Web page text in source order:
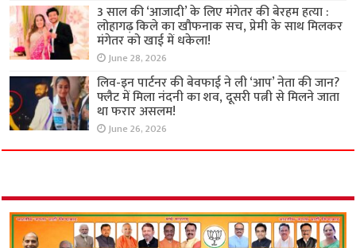
3 साल की ‘आजादी’ के लिए मंगेतर की बेरहम हत्या :
लोहागढ़ किले का खौफनाक सच, प्रेमी के साथ मिलकर
मंगेतर को खाई में धकेला!
June 28, 2026
लिव-इन पार्टनर की बेवफाई ने ली ‘आप’ नेता की जान?
फ्लैट में मिला नंदनी का शव, दूसरी पत्नी से मिलने जाता
था फरार असलम!
June 26, 2026